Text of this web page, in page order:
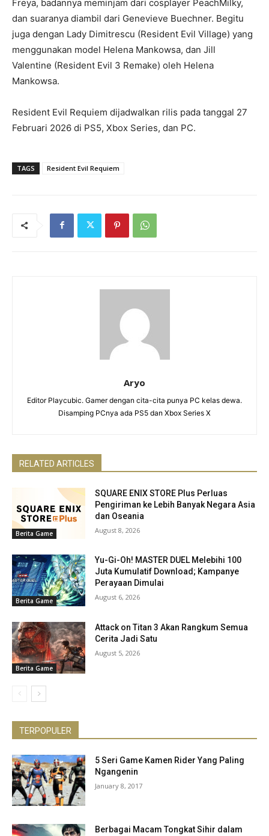
Freya, badannya meminjam dari cosplayer PeachMilky,
dan suaranya diambil dari Genevieve Buechner. Begitu
juga dengan Lady Dimitrescu (Resident Evil Village) yang
menggunakan model Helena Mankowsa, dan Jill
Valentine (Resident Evil 3 Remake) oleh Helena
Mankowsa.
Resident Evil Requiem dijadwalkan rilis pada tanggal 27
Februari 2026 di PS5, Xbox Series, dan PC.
TAGS Resident Evil Requiem
Aryo
Editor Playcubic. Gamer dengan cita-cita punya PC kelas dewa.
Disamping PCnya ada PS5 dan Xbox Series X
RELATED ARTICLES
Berita Game
SQUARE ENIX STORE Plus Perluas
Pengiriman ke Lebih Banyak Negara Asia
dan Oseania
August 8, 2026
Berita Game
Yu-Gi-Oh! MASTER DUEL Melebihi 100
Juta Kumulatif Download; Kampanye
Perayaan Dimulai
August 6, 2026
Berita Game
Attack on Titan 3 Akan Rangkum Semua
Cerita Jadi Satu
August 5, 2026
TERPOPULER
5 Seri Game Kamen Rider Yang Paling
Ngangenin
January 8, 2017
Berbagai Macam Tongkat Sihir dalam